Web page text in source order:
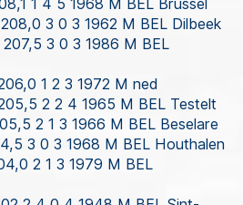
1 4 5 1968 M BEL Brussel
3 0 3 1962 M BEL Dilbeek
3 0 3 1986 M BEL
1 2 3 1972 M ned
2 2 4 1965 M BEL Testelt
2 1 3 1966 M BEL Beselare
3 0 3 1968 M BEL Houthalen
2 1 3 1979 M BEL